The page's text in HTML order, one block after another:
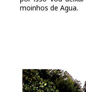
moinhos de Agua.